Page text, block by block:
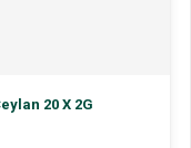
20 X 2G